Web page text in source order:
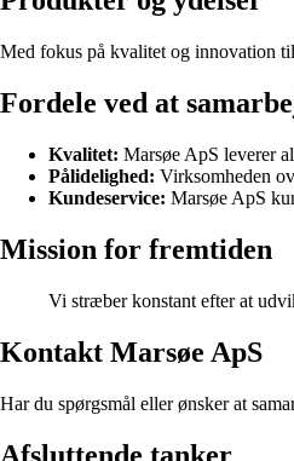
Med fokus på kvalitet og innovation
Fordele ved at
Kvalitet: Marsøe ApS leverer
Pålidelighed: Virksomheden
Kundeservice: Marsøe ApS
Mission for fremtiden
Vi stræber konstant efter at
Kontakt Marsøe ApS
Har du spørgsmål eller ønsker at
Afsluttende tanker